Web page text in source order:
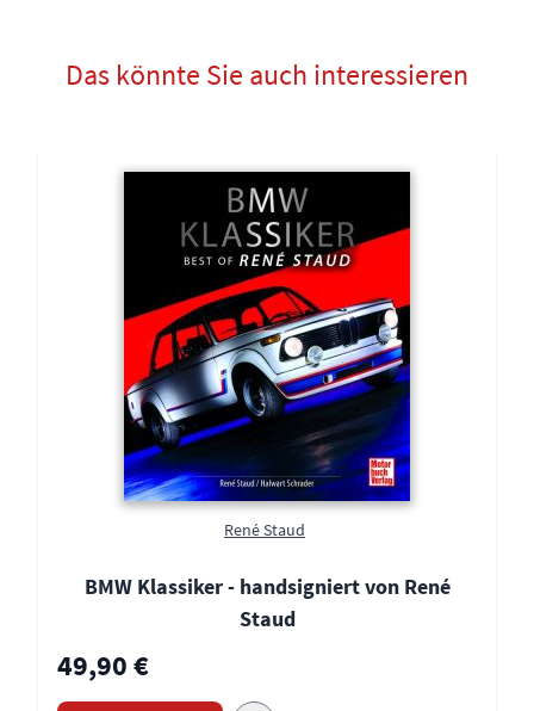
Das könnte Sie auch interessieren
René Staud
BMW Klassiker - handsigniert von René
Staud
49,90 €